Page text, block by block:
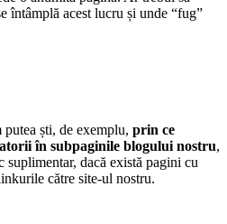
întâmplă acest lucru și unde “fug”
ști, de exemplu, prin ce
în subpaginile blogului nostru,
suplimentar, dacă există pagini cu
către site-ul nostru.